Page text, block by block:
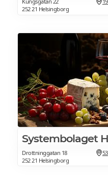
252 21 Helsingborg
Systembolaget
Drottninggatan 18
252 21 Helsingborg